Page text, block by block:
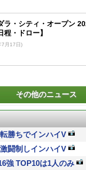
ラ・シティ・オープン
程・ドロー】
7月17日)
その他のニュース
勝ちでインハイV
闘制しインハイV
強 TOP10は1人のみ